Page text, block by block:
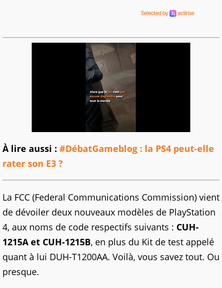
À lire aussi : #DébatGameblog : la PS4 peut-elle
rater son E3 ?
La FCC (Federal Communications Commission) vient
de dévoiler deux nouveaux modèles de PlayStation
4, aux noms de code respectifs suivants : CUH-
1215A et CUH-1215B, en plus du Kit de test appelé
quant à lui DUH-T1200AA. Voilà, vous savez tout. Ou
presque.